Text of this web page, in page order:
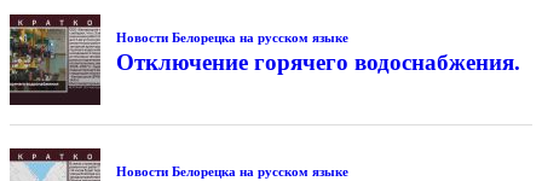
Новости Белорецка на русском языке
Отключение горячего водоснабжения.
Новости Белорецка на русском языке